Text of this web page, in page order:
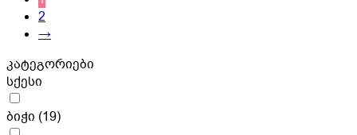
2
→
კატეგორიები
სქესი
ბიჭი (19)